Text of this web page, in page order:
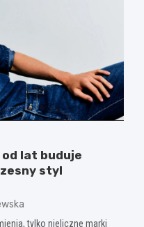
lat buduje
styl
tylko nieliczne marki